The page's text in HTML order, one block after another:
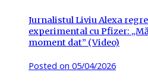
Jurnalistul Liviu Alexa
experimental cu Pfizer:
moment dat” (Video)
Posted on 05/04/2026